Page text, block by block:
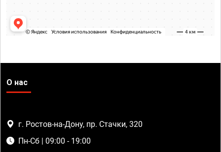
О нас
г. Ростов-на-Дону, пр. Стачки, 320
Пн-Сб | 09:00 - 19:00